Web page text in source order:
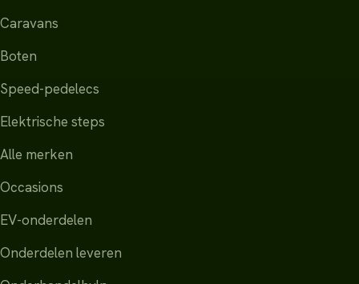
Caravans
Boten
Speed-pedelecs
Elektrische steps
Alle merken
Occasions
EV-onderdelen
Onderdelen leveren